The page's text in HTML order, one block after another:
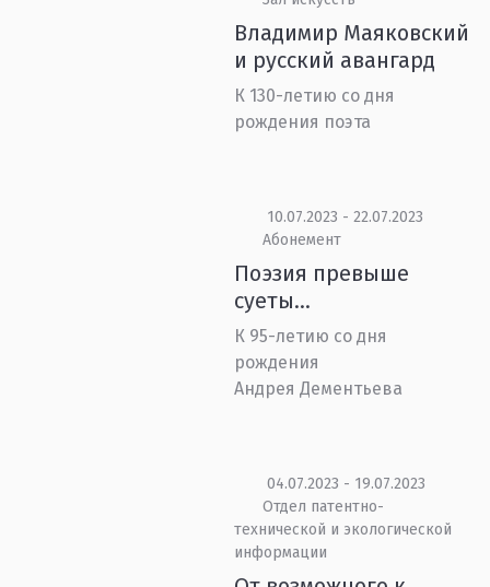
Владимир Маяковский
и русский авангард
К 130-летию со дня
рождения поэта
10.07.2023 - 22.07.2023
Абонемент
Поэзия превыше
суеты…
К 95-летию со дня
рождения
Андрея Дементьева
04.07.2023 - 19.07.2023
Отдел патентно-
технической и экологической
информации